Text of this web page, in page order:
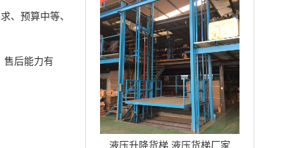
液压升降货梯 液压货梯厂家
、预算中等、
售后能力有